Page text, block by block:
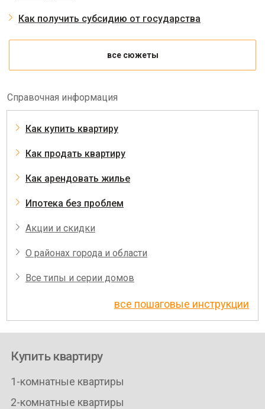
Как получить субсидию от государства
все сюжеты
Справочная информация
Как купить квартиру
Как продать квартиру
Как арендовать жилье
Ипотека без проблем
Акции и скидки
О районах города и области
Все типы и серии домов
все пошаговые инструкции
Купить квартиру
1-комнатные квартиры
2-комнатные квартиры